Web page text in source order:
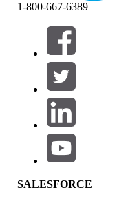
Suodattimet (0)
VALITSE SUODATTIMET
Tuotealue
Ominaisuuden vaikutus
1-800-667-6389
SALESFORCE